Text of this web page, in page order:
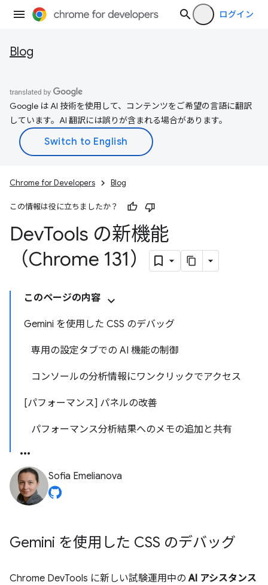
ログイン
Blog
Google は AI 技術を使用して、コンテンツをご希望の言語に翻訳
しています。AI 翻訳には誤りが含まれる場合があります。
Chrome for Developers Blog
この情報は役に立ちましたか？
DevTools の新機能
（Chrome 131）
このページの内容
Gemini を使用した CSS のデバッグ
専用の設定タブでの AI 機能の制御
コンソールの分析情報にワンクリックでアクセス
[パフォーマンス] パネルの改善
パフォーマンス分析結果へのメモの追加と共有
Sofia Emelianova
Gemini を使用した CSS のデバッグ
Chrome DevTools に新しい試験運用中のAI アシスタンス